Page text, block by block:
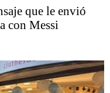
que le envió
con Messi